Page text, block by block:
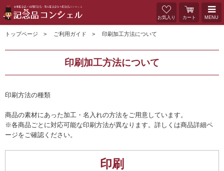
お気入り カート MENU
トップページ ご利用ガイド 印刷加工方法について
印刷加工方法について
印刷方法の種類
商品の素材にあった加工・名入れの方法をご用意しています。
※各商品ごとに対応可能な印刷方法が異なります。詳しくは商品詳細ペ
ージをご確認ください。
印刷